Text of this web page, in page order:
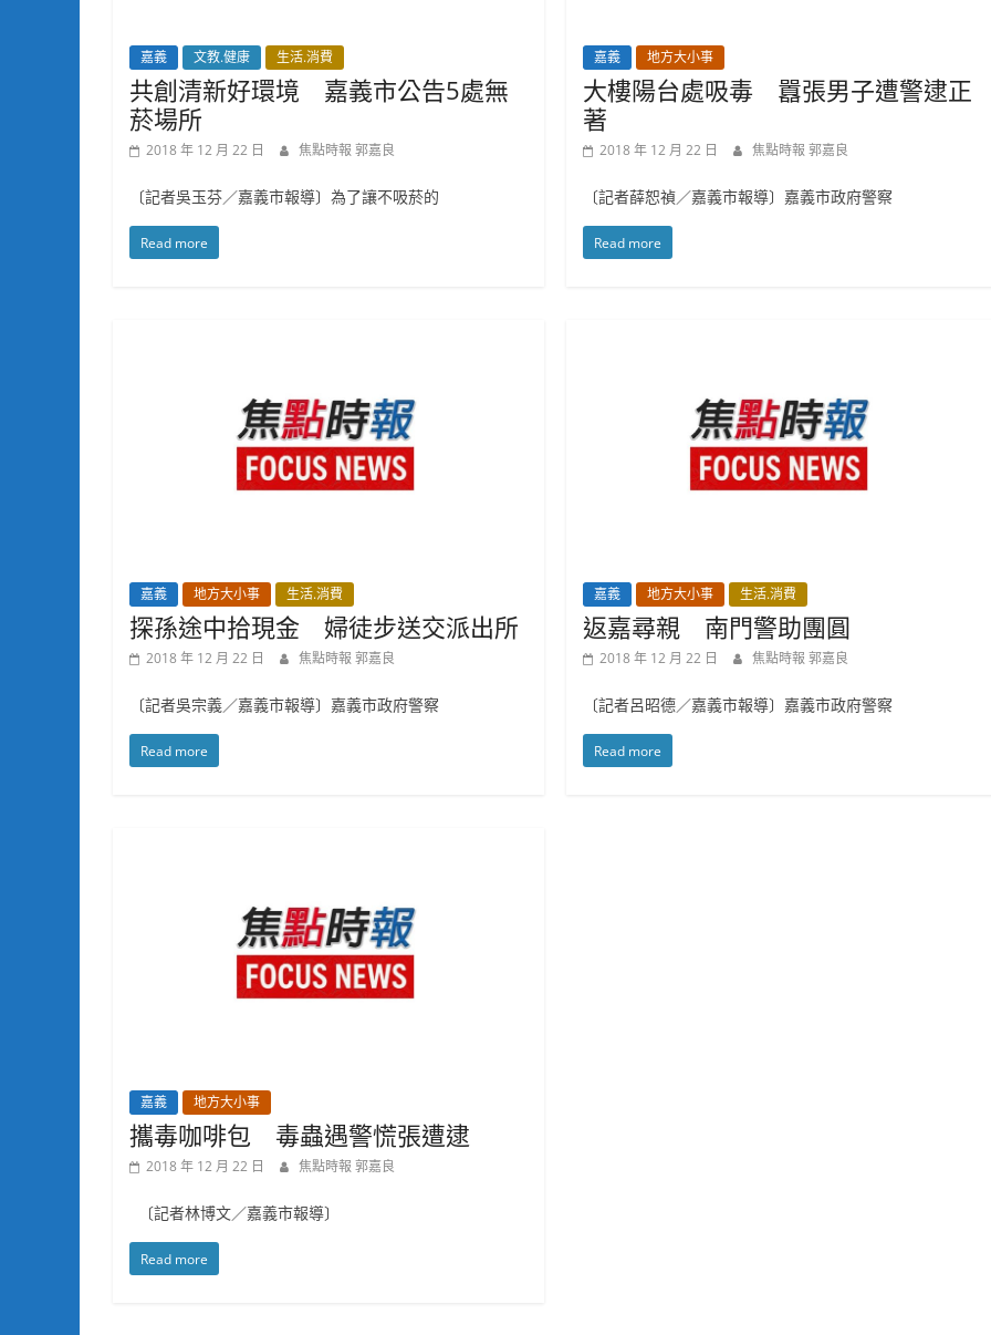
嘉義 文教.健康 生活.消費
共創清新好環境 嘉義市公告5處無
菸場所
2018 年 12 月 22 日 焦點時報 郭嘉良
〔記者吳玉芬／嘉義市報導〕為了讓不吸菸的
Read more
嘉義 地方大小事
大樓陽台處吸毒 囂張男子遭警逮正
著
2018 年 12 月 22 日 焦點時報 郭嘉良
〔記者薛恕禎／嘉義市報導〕嘉義市政府警察
Read more
嘉義 地方大小事 生活.消費
探孫途中拾現金 婦徒步送交派出所
2018 年 12 月 22 日 焦點時報 郭嘉良
〔記者吳宗義／嘉義市報導〕嘉義市政府警察
Read more
嘉義 地方大小事 生活.消費
返嘉尋親 南門警助團圓
2018 年 12 月 22 日 焦點時報 郭嘉良
〔記者呂昭德／嘉義市報導〕嘉義市政府警察
Read more
嘉義 地方大小事
攜毒咖啡包 毒蟲遇警慌張遭逮
2018 年 12 月 22 日 焦點時報 郭嘉良
〔記者林博文／嘉義市報導〕
Read more